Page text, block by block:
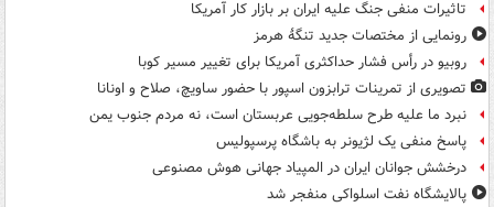
تاثیرات منفی جنگ علیه ایران بر بازار کار آمریکا
رونمایی از مختصات جدید تنگۀ هرمز
روبیو در رأس فشار حداکثری آمریکا برای تغییر مسیر کوبا
تصویری از تمرینات ترابزون اسپور با حضور ساویچ، صلاح و اونانا
نبرد ما علیه طرح سلطه‌جویی عربستان است، نه مردم جنوب یمن
پاسخ منفی یک لژیونر به باشگاه پرسپولیس
درخشش جوانان ایران در المپیاد جهانی هوش مصنوعی
پالایشگاه نفت اسلواکی منفجر شد